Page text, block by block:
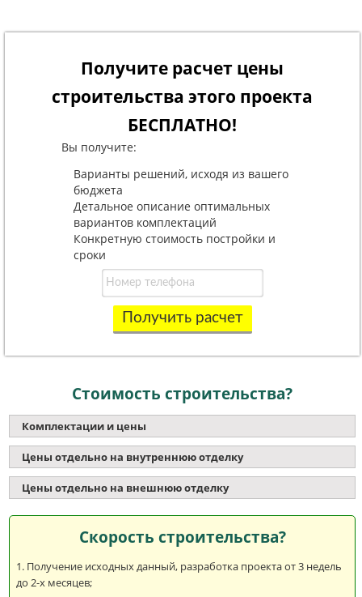
Получите расчет цены
строительства этого проекта
БЕСПЛАТНО!
Вы получите:
Варианты решений, исходя из вашего
бюджета
Детальное описание оптимальных
вариантов комплектаций
Конкретную стоимость постройки и
сроки
Получить расчет
Стоимость строительства?
Комплектации и цены
Цены отдельно на внутреннюю отделку
Цены отдельно на внешнюю отделку
Скорость строительства?
Получение исходных данный, разработка проекта от 3 недель
до 2-х месяцев;